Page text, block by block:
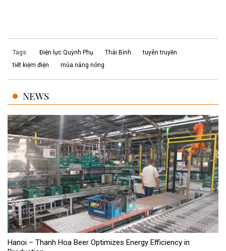
Tags: Điện lực Quỳnh Phụ Thái Bình
tuyên truyền
tiết kiệm điện
mùa nắng nóng
NEWS
Hanoi – Thanh Hoa Beer Optimizes Energy Efficiency in